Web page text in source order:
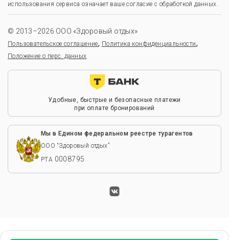
использования сервиса означает ваше согласие с обработкой данных.
© 2013–2026 ООО «Здоровый отдых»
Пользовательское соглашение, Политика конфиденциальности,
Положение о перс. данных
Удобные, быстрые и безопасные платежи
при оплате бронирований
Мы в Едином федеральном реестре турагентов
ООО “Здоровый отдых”
РТА 0008795